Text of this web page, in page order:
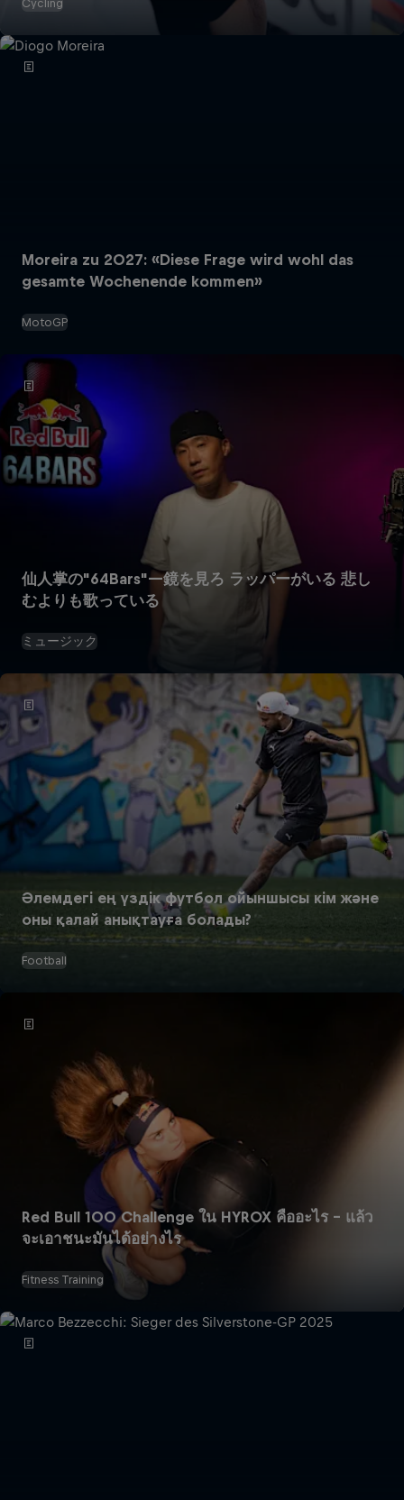
Cycling
Moreira zu 2027: «Diese Frage wird wohl das
gesamte Wochenende kommen»
MotoGP
仙人掌の"64Bars"—鏡を見ろ ラッパーがいる 悲し
むよりも歌っている
ミュージック
Әлемдегі ең үздік футбол ойыншысы кім және
оны қалай анықтауға болады?
Football
Red Bull 100 Challenge ใน HYROX คืออะไร – แล้ว
จะเอาชนะมันได้อย่างไร
Fitness Training